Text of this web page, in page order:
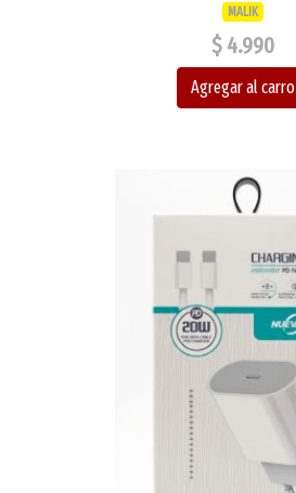
MALIK
$ 4.990
Agregar al carro